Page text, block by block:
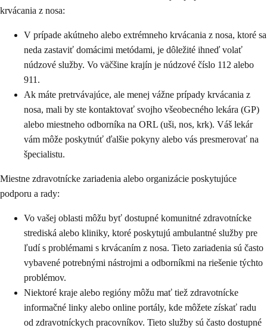
krvácania z nosa:
V prípade akútneho alebo extrémneho krvácania z nosa, ktoré sa
neda zastaviť domácimi metódami, je dôležité ihneď volať
núdzové služby. Vo väčšine krajín je núdzové číslo 112 alebo
911.
Ak máte pretrvávajúce, ale menej vážne prípady krvácania z
nosa, mali by ste kontaktovať svojho všeobecného lekára (GP)
alebo miestneho odborníka na ORL (uši, nos, krk). Váš lekár
vám môže poskytnúť ďalšie pokyny alebo vás presmerovať na
špecialistu.
Miestne zdravotnícke zariadenia alebo organizácie poskytujúce
podporu a rady:
Vo vašej oblasti môžu byť dostupné komunitné zdravotnícke
strediská alebo kliniky, ktoré poskytujú ambulantné služby pre
ľudí s problémami s krvácaním z nosa. Tieto zariadenia sú často
vybavené potrebnými nástrojmi a odborníkmi na riešenie týchto
problémov.
Niektoré kraje alebo regióny môžu mať tiež zdravotnícke
informačné linky alebo online portály, kde môžete získať radu
od zdravotníckych pracovníkov. Tieto služby sú často dostupné